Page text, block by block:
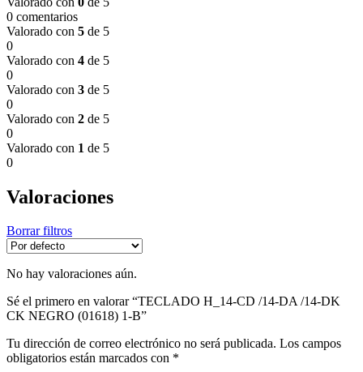
0 comentarios
Valorado con 5 de 5
0
Valorado con 4 de 5
0
Valorado con 3 de 5
0
Valorado con 2 de 5
0
Valorado con 1 de 5
0
Valoraciones
Borrar filtros
No hay valoraciones aún.
Sé el primero en valorar “TECLADO H_14-CD /14-DA /14-DK
CK NEGRO (01618) 1-B”
Tu dirección de correo electrónico no será publicada. Los campos
obligatorios están marcados con *